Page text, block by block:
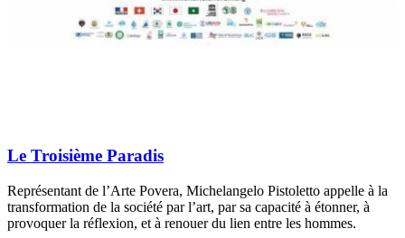
Le Troisième Paradis
Représentant de l’Arte Povera, Michelangelo Pistoletto appelle à la
transformation de la société par l’art, par sa capacité à étonner, à
provoquer la réflexion, et à renouer du lien entre les hommes.